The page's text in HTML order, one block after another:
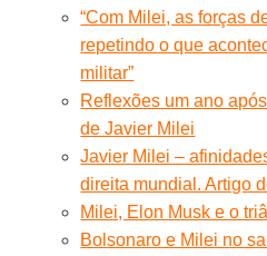
“Com Milei, as forças
repetindo o que
militar”
Reflexões um ano
de Javier Milei
Javier Milei –
direita mundial. Artigo
Milei, Elon Musk e o
Bolsonaro e Milei no